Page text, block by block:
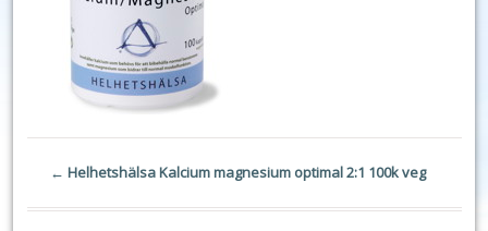
← Helhetshälsa Kalcium magnesium optimal 2:1 100k veg